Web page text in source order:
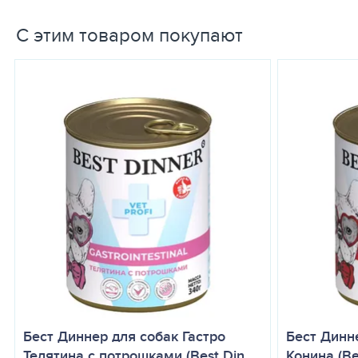
Для кого
Для взрослых собак и щенков с
Кормление
Согласно инструкции производителя.
рекомендуется консультация ветеринарного
С этим товаром покупают
Бест Диннер для собак Гастро
Бест